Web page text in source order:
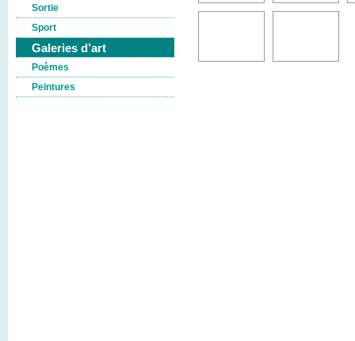
Sortie
Sport
Galeries d’art
Poèmes
Peintures